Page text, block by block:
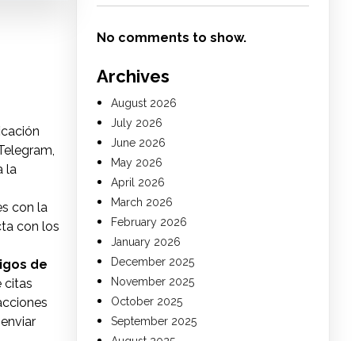
la
con la
con los
de
citas
No comments to show.
Archives
August 2026
July 2026
June 2026
May 2026
April 2026
March 2026
February 2026
January 2026
December 2025
November 2025
October 2025
September 2025